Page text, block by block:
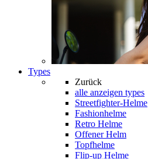
Types
Zurück
alle anzeigen types
Streetfighter-Helme
Fashionhelme
Retro Helme
Offener Helm
Topfhelme
Flip-up Helme